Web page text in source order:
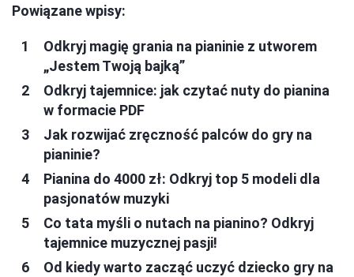
Powiązane wpisy:
Odkryj magię grania na pianinie z utworem
„Jestem Twoją bajką”
Odkryj tajemnice: jak czytać nuty do pianina
w formacie PDF
Jak rozwijać zręczność palców do gry na
pianinie?
Pianina do 4000 zł: Odkryj top 5 modeli dla
pasjonatów muzyki
Co tata myśli o nutach na pianino? Odkryj
tajemnice muzycznej pasji!
Od kiedy warto zacząć uczyć dziecko gry na